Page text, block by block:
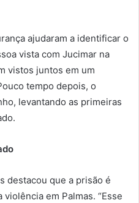
ajudaram a identificar o
vista com Jucimar na
vistos juntos em um
tempo depois, o
levantando as primeiras
destacou que a prisão é
em Palmas. “Esse